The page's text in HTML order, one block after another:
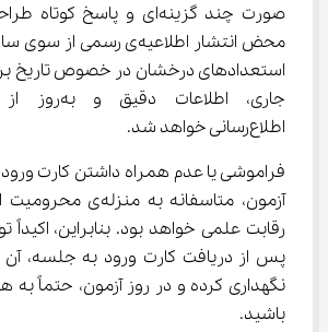
صورت چند گزینه‌ای و پاسخ
محض انتشار اطلاعیه‌ی رسمی
استعدادهای درخشان در خصوص تاریخ
اطلاع‌رسانی خواهد شد.
فراموشی یا عدم همراه داشتن کارت
آزمون، متاسفانه به
پس از دریافت کارت ورود به جلسه، آن
نگهداری کرده و در روز آزمون، حتماً به
باشید.